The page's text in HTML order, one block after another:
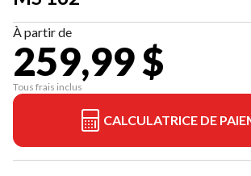
À partir de
259,99 $
Tous frais inclus
CALCULATRICE DE